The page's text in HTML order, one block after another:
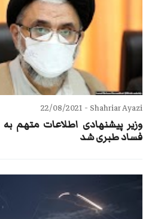
Shahriar Ayazi -
22/08/2021
وزیر پیشنهادی اطلاعات متهم
فساد طبری شد